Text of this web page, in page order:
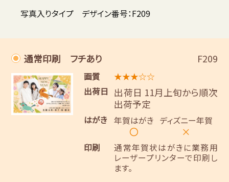
写真入りタイプ デザイン番号：F209
通常印刷 フチあり F209
画質
★★★☆☆
出荷日
出荷日 11月上旬から順次
出荷予定
はがき 年賀はがき
〇
ディズニー年賀
×
印刷
通常年賀状はがきに業務用
レーザープリンターで印刷し
ます。